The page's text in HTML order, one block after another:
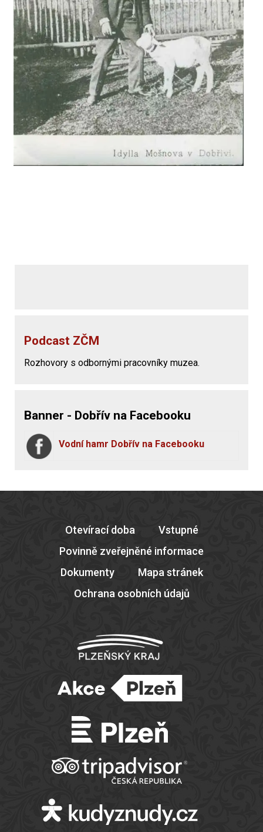
Podcast ZČM
Rozhovory s odbornými pracovníky muzea.
Banner - Dobřív na Facebooku
Vodní hamr Dobřív na Facebooku
Otevírací doba
Vstupné
Povinně zveřejněné informace
Dokumenty
Mapa stránek
Ochrana osobních údajů